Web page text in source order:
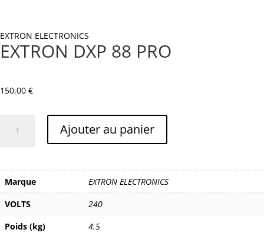
EXTRON ELECTRONICS
EXTRON DXP 88 PRO
150,00 €
PRO
Ajouter au panier
Marque
EXTRON ELECTRONICS
VOLTS
240
Poids (kg)
4.5